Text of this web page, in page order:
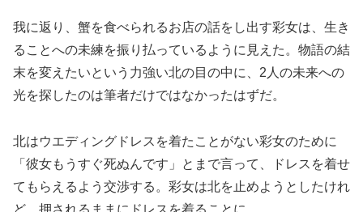
我に返り、蟹を食べられるお店の話をし出す彩女は、生き
ることへの未練を振り払っているように見えた。物語の結
末を変えたいという力強い北の目の中に、2人の未来への
光を探したのは筆者だけではなかったはずだ。
北はウエディングドレスを着たことがない彩女のために
「彼女もうすぐ死ぬんです」とまで言って、ドレスを着せ
てもらえるよう交渉する。彩女は北を止めようとしたけれ
ど、押されるままにドレスを着ることに。